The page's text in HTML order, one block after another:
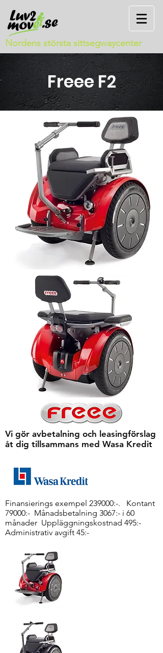
Nordens största sittsegwaycenter
Freee F2
Vi gör avbetalning och leasingförslag
åt dig tillsammans med Wasa Kredit
Finansierings exempel 239000:-. Kontant
79000:- Månadsbetalning 3067:- i 60
månader Uppläggningskostnad 495:-
Administrativ avgift 45:-